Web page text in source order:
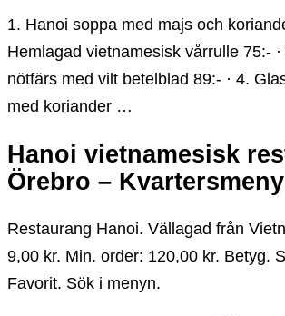
1. Hanoi soppa med majs och
Hemlagad vietnamesisk vårrulle 75:-
nötfärs med vilt betelblad 89:- · 4.
med koriander …
Hanoi vietnamesisk
Örebro –
Restaurang Hanoi. Vällagad från
9,00 kr. Min. order: 120,00 kr. Betyg.
Favorit. Sök i menyn.